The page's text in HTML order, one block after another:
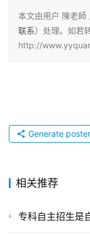
本文由用户 陳老師
联系）处理。如若
http://
Generate poster
相关推荐
专科自主招生是